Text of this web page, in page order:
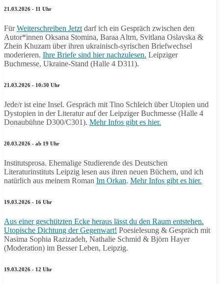
21.03.2026 - 11 Uhr
FürWeiterschreiben Jetzt darf ich ein Gespräch zwischen den
Autor*innen Oksana Stomina, Baraa Altrn, Svitlana Oslavska &
Zhein Khuzam über ihren ukrainisch-syrischen Briefwechsel
moderieren. Ihre Briefe sind hier nachzulesen. Leipziger
Buchmesse, Ukraine-Stand (Halle 4 D311).
21.03.2026 - 10:30 Uhr
Jede/r ist eine Insel. Gespräch mit Tino Schleich über Utopien und
Dystopien in der Literatur auf der Leipziger Buchmesse (Halle 4
Donaubühne D300/C301). Mehr Infos gibt es hier.
20.03.2026 - ab 19 Uhr
Institutsprosa. Ehemalige Studierende des Deutschen
Literaturinstituts Leipzig lesen aus ihren neuen Büchern, und ich
natürlich aus meinem Roman Im Orkan. Mehr Infos gibt es hier.
19.03.2026 - 16 Uhr
Aus einer geschützten Ecke heraus lässt du den Raum entstehen.
Utopische Dichtung der Gegenwart! Poesielesung & Gespräch mit
Nasima Sophia Razizadeh, Nathalie Schmid & Björn Hayer
(Moderation) im Besser Leben, Leipzig.
19.03.2026 - 12 Uhr